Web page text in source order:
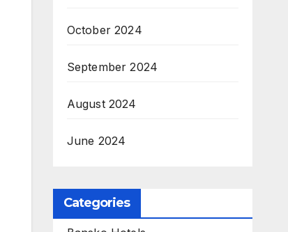
October 2024
September 2024
August 2024
June 2024
Categories